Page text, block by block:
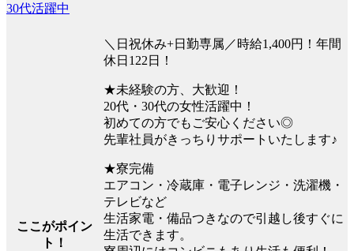
30代活躍中
ここがポイン
ト！
＼日祝休み+日勤専属／時給1,400円！年間
休日122日！
★未経験の方、大歓迎！
20代・30代の女性活躍中！
初めての方でもご安心ください◎
先輩社員がきっちりサポートいたします♪
★寮完備
エアコン・冷蔵庫・電子レンジ・洗濯機・
テレビなど
生活家電・備品つきなので引越し後すぐに
生活できます。